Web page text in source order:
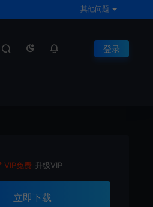
其他问题
登录
VIP免费 升级VIP
立即下载